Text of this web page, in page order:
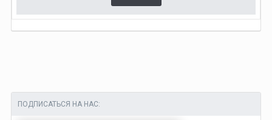
ПОДПИСАТЬСЯ НА НАС: